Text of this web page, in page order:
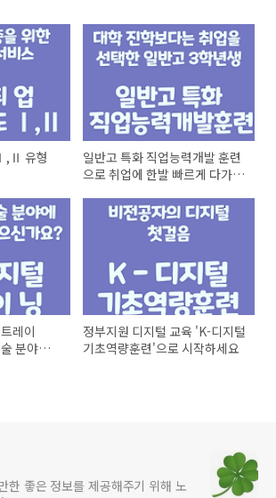
유형
일반고 특화 직업능력개발 훈련
으로 취업에 한발 빠르게 다가가
레이
분야에
정부지원 디지털 교육 'K-디지털
기초역량훈련'으로 시작하세요
한 좋은 정보를 제공해주기 위해 노